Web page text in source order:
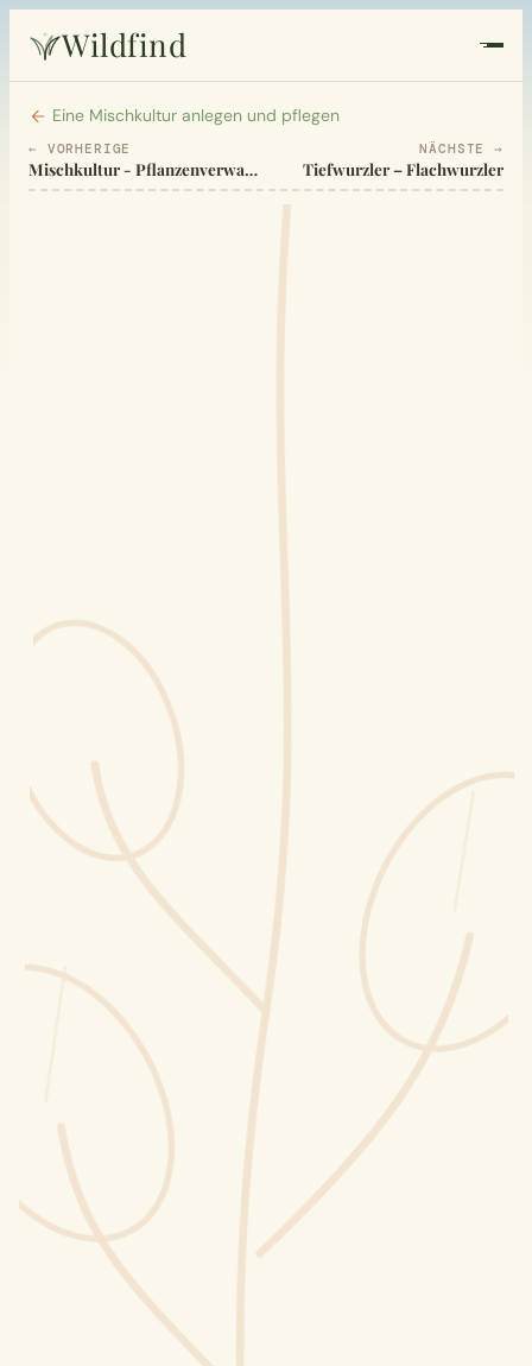
Wildfind
Startseite
Pflanzen
Sammelkalender
Blüten-Finder
Phänologie-Radar
Vogelstimmen
Gartenplaner
Challenges
Wusstest du?
Sammlungen
Selber machen
Eine Mischkultur anlegen und pflegen
← VORHERIGE
Mischkultur - Pflanzenverwandtschaft und Fruchtwechsel im Gemüsegarten
NÄCHSTE →
Tiefwurzler – Flachwurzler